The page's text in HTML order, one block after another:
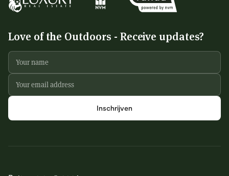
Love of the Outdoors - Receive updates?